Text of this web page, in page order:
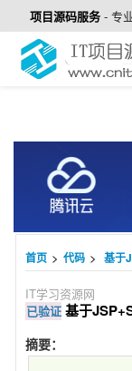
项目源码服务 - 专
首页 > 代码 > 基于
IT学习资源网
已验证 基于
摘要：